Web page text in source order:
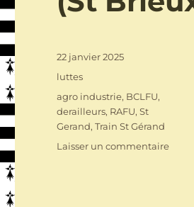
Publié
le
22 janvier 2025
Catégories
luttes
Étiquettes
agro industrie, BCLFU,
derailleurs, RAFU,St
Gerand,Train St Gérand
Laisser un commentairesur